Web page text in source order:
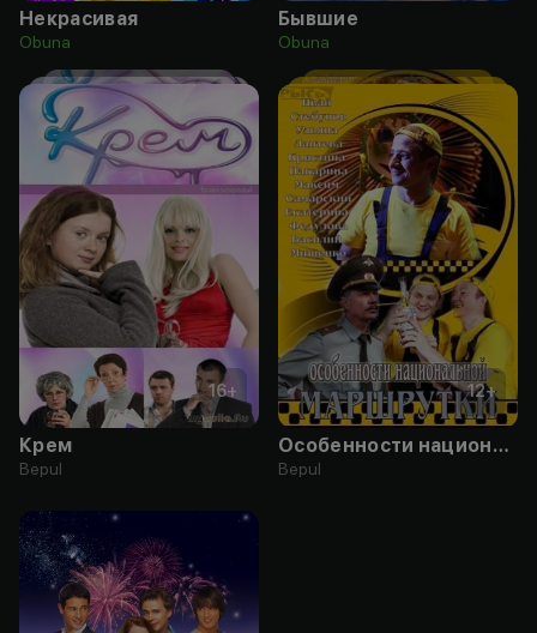
Некрасивая
Obuna
Бывшие
Obuna
16+
Крем
Bepul
12+
Особенности национальной маршрутки
Bepul